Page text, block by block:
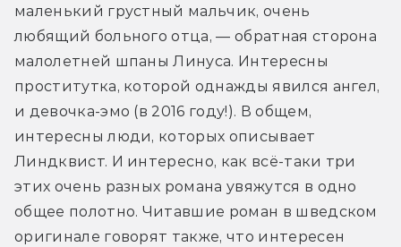
маленький грустный мальчик, очень
любящий больного отца, — обратная сторона
малолетней шпаны Линуса. Интересны
проститутка, которой однажды явился ангел,
и девочка-эмо (в 2016 году!). В общем,
интересны люди, которых описывает
Линдквист. И интересно, как всё-таки три
этих очень разных романа увяжутся в одно
общее полотно. Читавшие роман в шведском
оригинале говорят также, что интересен